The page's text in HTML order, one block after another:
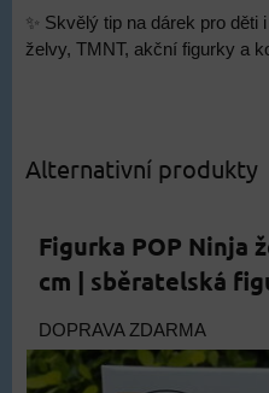
✨ Skvělý tip na dárek pro děti
želvy, TMNT, akční figurky a
Alternativní produkty
Figurka POP Ninja
cm | sběratelská
DOPRAVA ZDARMA